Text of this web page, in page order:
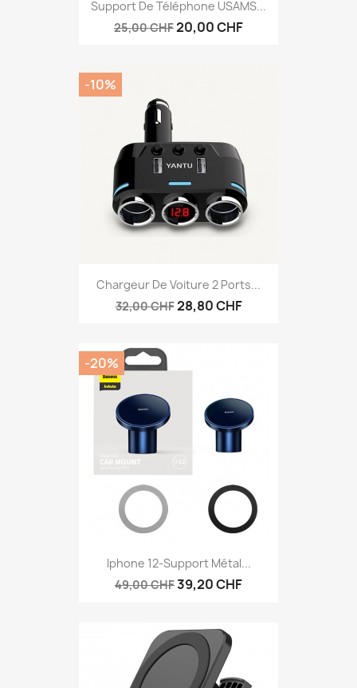
Support De Téléphone USAMS...
25,00 CHF20,00 CHF
Chargeur De Voiture 2 Ports...
32,00 CHF28,80 CHF
-10%
Iphone 12-Support Métal...
49,00 CHF39,20 CHF
-20%